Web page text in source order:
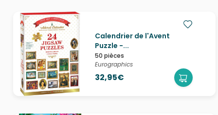
Calendrier de l'Avent
Puzzle -...
50 pièces
Eurographics
32,95€